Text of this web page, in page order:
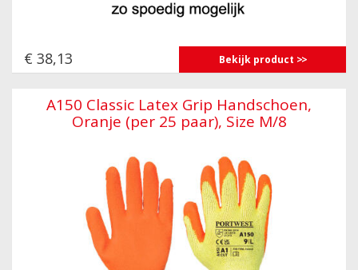
€ 38,13 Bekijk product
A150 Classic Latex Grip Handschoen,
Oranje (per 25 paar), Size M/8